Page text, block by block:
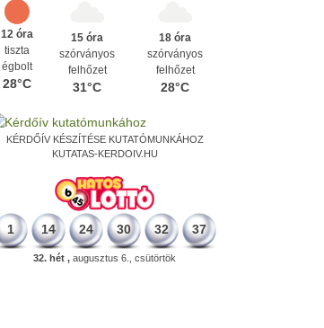
12 óra
tiszta
égbolt
28°C
15 óra
szórványos
felhőzet
31°C
18 óra
szórványos
felhőzet
28°C
KÉRDŐÍV KÉSZÍTÉSE KUTATÓMUNKÁHOZ
KUTATAS-KERDOIV.HU
1 14 24 30 32 37
32. hét , augusztus 6., csütörtök